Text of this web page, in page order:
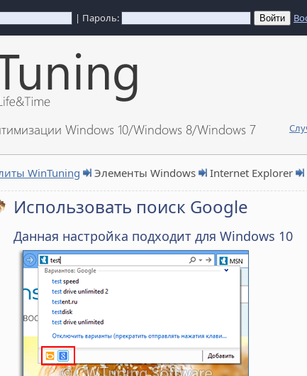
| Пароль:
Windows 10/Windows 8/Windows 7
WinTuning Элементы Windows Internet Explorer
Использовать поиск Google
Данная настройка подходит для Windows 10